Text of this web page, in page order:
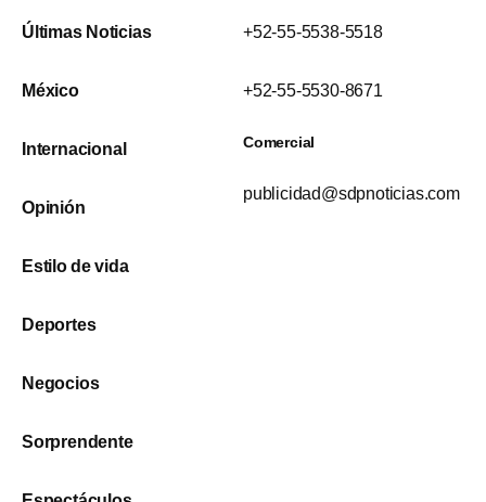
Últimas Noticias
México
Internacional
Opinión
Estilo de vida
Deportes
Negocios
Sorprendente
+52-55-5538-5518
+52-55-5530-8671
Comercial
publicidad@sdpnoticias.com